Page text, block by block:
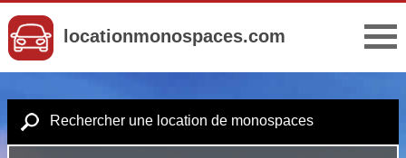
locationmonospaces.com
Rechercher une location de monospaces